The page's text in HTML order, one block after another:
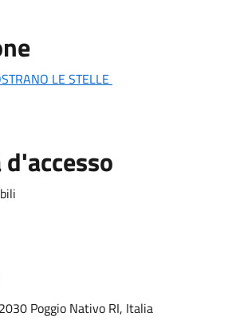
LE STELLE
Poggio Nativo RI, Italia